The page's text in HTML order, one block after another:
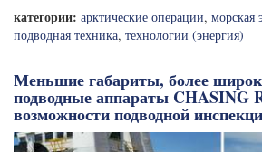
категории: арктические операции, морская
подводная техника, технологии (энергия)
Меньшие габариты, более
подводные аппараты CHASING
возможности подводной